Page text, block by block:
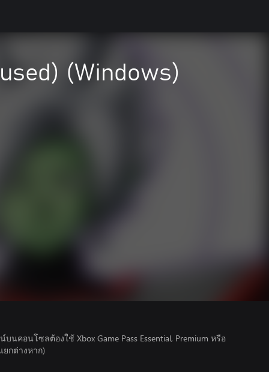
(Windows)
นคอนโซลต้องใช้ Xbox Game Pass Essential, Premium หรือ
กต่างหาก)